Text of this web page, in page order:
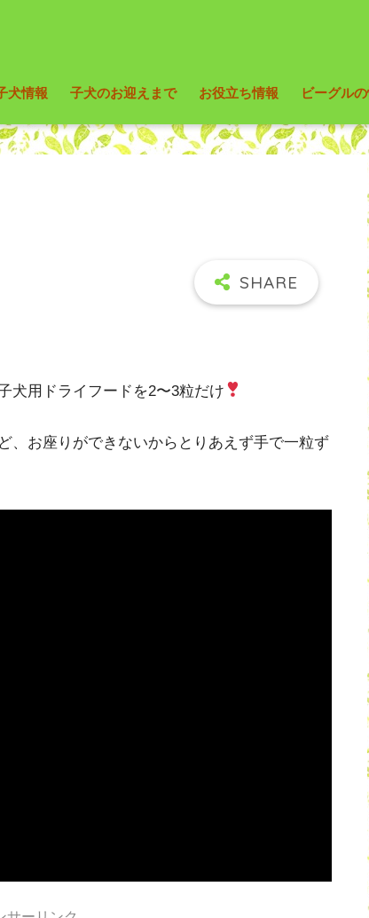
犬情報 子犬のお迎えまで お役立ち情報 ビーグル
犬用ドライフードを2〜3粒だけ
、お座りができないからとりあえず手で一粒ず